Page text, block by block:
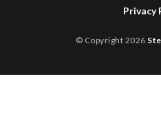
Privacy
© Copyright 2026